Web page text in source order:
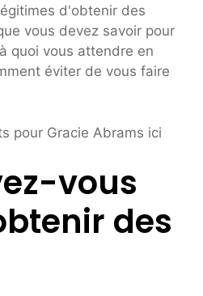
d'obtenir des
vous devez savoir pour
quoi vous attendre en
éviter de vous faire
pour Gracie Abrams ici
vous
des